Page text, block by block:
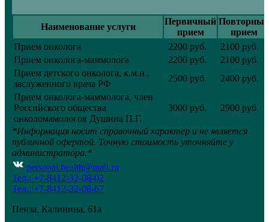
Наименование услуги
Первичный
прием
Повторный
прием
Прием онколога
2200 руб.
2100 руб.
Прием онколога-маммолога
2200 руб.
2100 руб.
Прием детского онколога, к.м.н.,
заслуженного врача РФ
2500 руб.
2400 руб.
Прием онколога-маммолога, член
Российского общества
онколомамологов Душина П.Г.
3000 руб. 2900 руб.
*Информация носит справочный характер и не является
публичной офертой. Точную стоимость уточняйте у
администратора.*
personal.health@mail.ru
Тел.: +7-8412-32-08-02
Тел.: +7-8412-32-08-67
Пенза, Калинина, 61а